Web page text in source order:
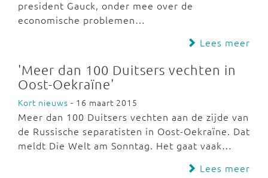
president Gauck, onder mee over de
economische problemen…
Lees meer
'Meer dan 100 Duitsers vechten in
Oost-Oekraïne'
Kort nieuws - 16 maart 2015
Meer dan 100 Duitsers vechten aan de zijde van
de Russische separatisten in Oost-Oekraïne. Dat
meldt Die Welt am Sonntag. Het gaat vaak…
Lees meer